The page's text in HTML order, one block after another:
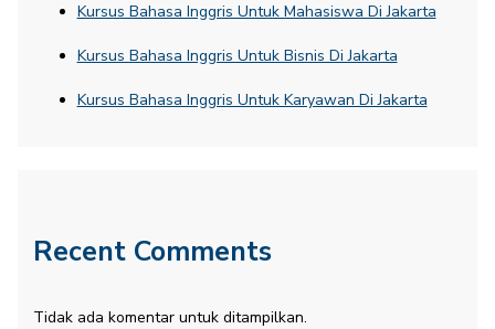
Kursus Bahasa Inggris Untuk Mahasiswa Di Jakarta
Kursus Bahasa Inggris Untuk Bisnis Di Jakarta
Kursus Bahasa Inggris Untuk Karyawan Di Jakarta
Recent Comments
Tidak ada komentar untuk ditampilkan.